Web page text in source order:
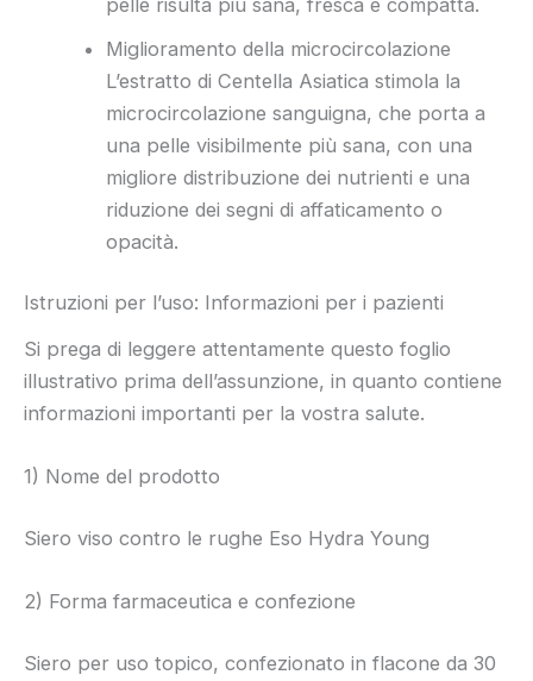
Miglioramento della microcircolazione
L’estratto di Centella Asiatica stimola la
microcircolazione sanguigna, che porta a
una pelle visibilmente più sana, con una
migliore distribuzione dei nutrienti e una
riduzione dei segni di affaticamento o
opacità.
Istruzioni per l’uso: Informazioni per i pazienti
Si prega di leggere attentamente questo foglio
illustrativo prima dell’assunzione, in quanto contiene
informazioni importanti per la vostra salute.
1) Nome del prodotto
Siero viso contro le rughe Eso Hydra Young
2) Forma farmaceutica e confezione
Siero per uso topico, confezionato in flacone da 30